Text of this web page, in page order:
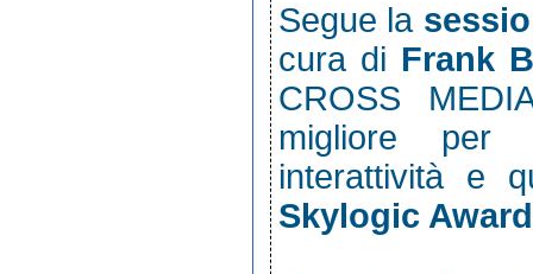
Segue la
cura di Frank
CROSS
migliore per
interattività e
Skylogic Award